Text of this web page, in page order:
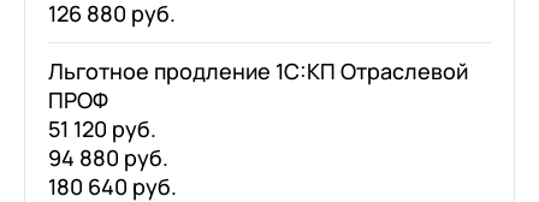
126 880 руб.
Льготное продление 1С:КП Отраслевой
ПРОФ
51 120 руб.
94 880 руб.
180 640 руб.